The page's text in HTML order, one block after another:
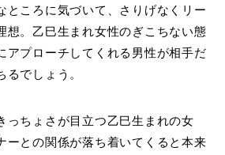
ところに気づいて、さりげなくリー
想。乙巳生まれ女性のぎこちない態
アプローチしてくれる男性が相手だ
るでしょう。
っちょさが目立つ乙巳生まれの女
ーとの関係が落ち着いてくると本来